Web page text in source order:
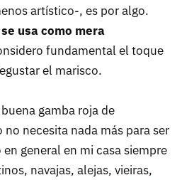
artístico-, es por algo.
usa como mera
fundamental el toque
el marisco.
gamba roja de
necesita nada más para ser
en general en mi casa siempre
navajas, alejas, vieiras,